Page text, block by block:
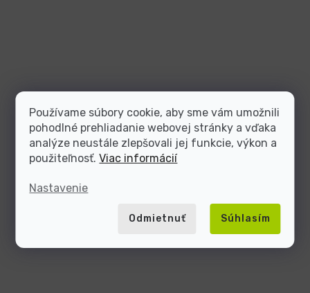
Používame súbory cookie, aby sme vám umožnili
pohodlné prehliadanie webovej stránky a vďaka
analýze neustále zlepšovali jej funkcie, výkon a
použiteľnosť.Viac informácií
Nastavenie
Odmietnuť Súhlasím